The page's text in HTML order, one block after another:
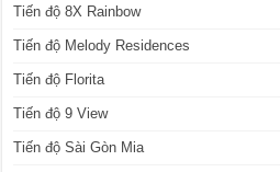
Tiến độ 8X Rainbow
Tiến độ Melody Residences
Tiến độ Florita
Tiến độ 9 View
Tiến độ Sài Gòn Mia